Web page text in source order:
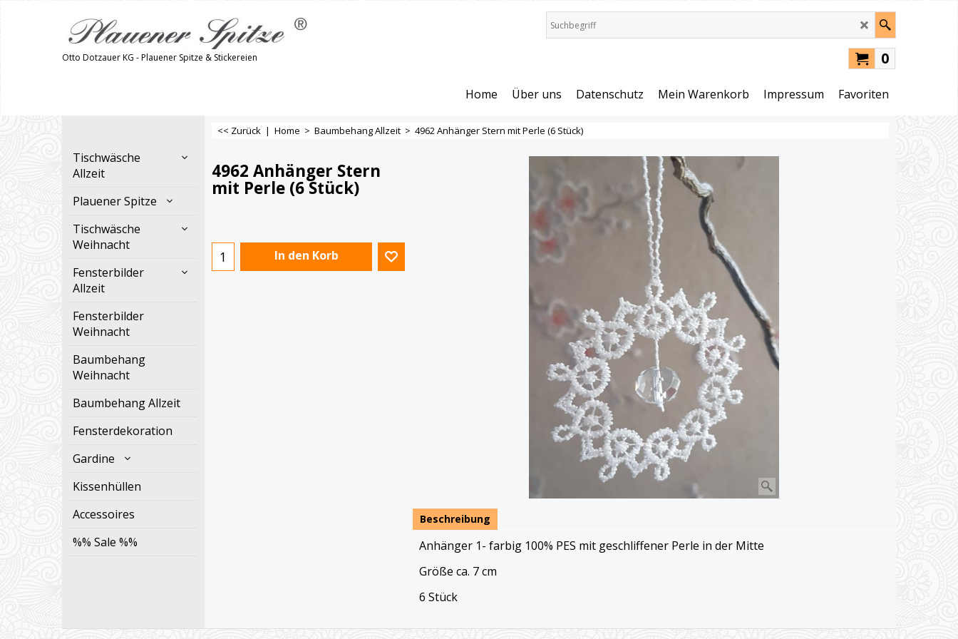
Otto Dotzauer KG - Plauener Spitze & Stickereien 0
Home Über uns Datenschutz Mein Warenkorb Impressum Favoriten
Tischwäsche
Allzeit
Plauener Spitze
Tischwäsche
Weihnacht
Fensterbilder
Allzeit
Fensterbilder
Weihnacht
Baumbehang
Weihnacht
Baumbehang Allzeit
Fensterdekoration
Gardine
Kissenhüllen
Accessoires
%% Sale %%
<< Zurück | Home > Baumbehang Allzeit > 4962 Anhänger Stern mit Perle (6 Stück)
4962 Anhänger Stern
mit Perle (6 Stück)
In den Korb
Beschreibung
Anhänger 1- farbig 100% PES mit geschliffener Perle in der Mitte
Größe ca. 7 cm
6 Stück